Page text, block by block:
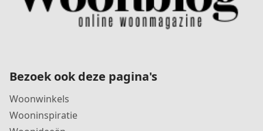
Bezoek ook deze pagina's
Woonwinkels
Wooninspiratie